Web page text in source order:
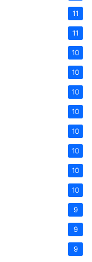
11
11
10
10
10
10
10
10
10
10
9
9
9